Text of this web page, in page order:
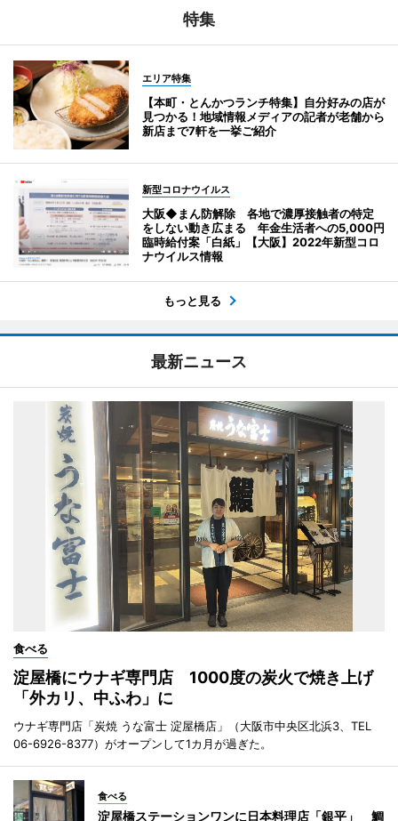
特集
エリア特集
【本町・とんかつランチ特集】自分好みの店が
見つかる！地域情報メディアの記者が老舗から
新店まで7軒を一挙ご紹介
新型コロナウイルス
大阪◆まん防解除 各地で濃厚接触者の特定
をしない動き広まる 年金生活者への5,000円
臨時給付案「白紙」【大阪】2022年新型コロ
ナウイルス情報
もっと見る
最新ニュース
食べる
淀屋橋にウナギ専門店 1000度の炭火で焼き上げ
「外カリ、中ふわ」に
ウナギ専門店「炭焼 うな富士 淀屋橋店」（大阪市中央区北浜3、TEL
06-6926-8377）がオープンして1カ月が過ぎた。
食べる
淀屋橋ステーションワンに日本料理店「銀平」 鯛